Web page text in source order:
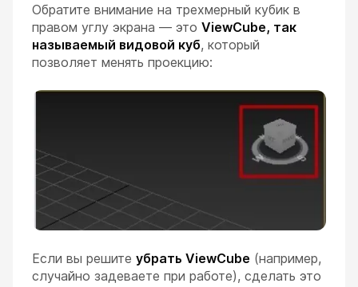
Обратите внимание на трехмерный кубик в
правом углу экрана — это ViewCube, так
называемый видовой куб, который
позволяет менять проекцию:
Если вы решите убрать ViewCube (например,
случайно задеваете при работе), сделать это